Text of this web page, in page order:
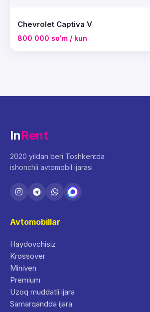
Chevrolet Captiva V
800 000 so'm / kun
InRent
2020 yildan beri Toshkentda
ishonchli avtomobil ijarasi
Avtomobillar
Haydovchisiz
Krossover
Miniven
Premium
Uzoq muddatli ijara
Samarqandda ijara